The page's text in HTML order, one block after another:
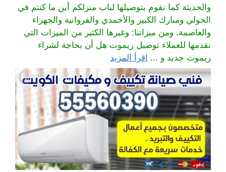
والحديثة كما نقوم بتوصيلها لباب منزلكم أين ما كنتم في
الحولي ومبارك الكبير والأحمدي والفروانية والجهراء
والعاصمة. ومن ميزاتنا: وغيرها الكثير من الميزات التي
نقدمها للعملاء توصيل ريموت هل أن بحاجة لشراء
ريموت جديد و ... اقرأ المزيد